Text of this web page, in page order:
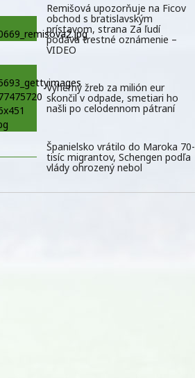
Remišová upozorňuje na Ficov
obchod s bratislavským
prístavom, strana Za ľudí
podáva trestné oznámenie –
VIDEO
Výherný žreb za milión eur
skončil v odpade, smetiari ho
našli po celodennom pátraní
Španielsko vrátilo do Maroka 70-
tisíc migrantov, Schengen podľa
vlády ohrozený nebol